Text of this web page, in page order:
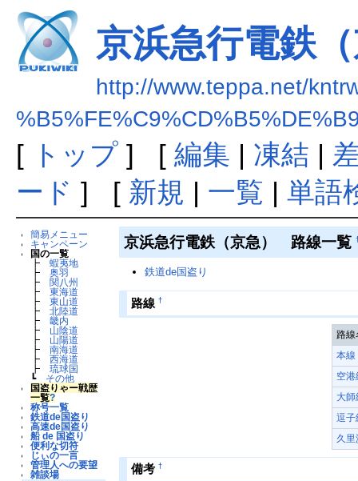
京浜急行電鉄
http://www.teppa.net/
[ トップ] [ 編集 | 凍結 |
ード ] [ 新規 | 一覧 | 単語
簡易メニュー
キャンペーン
国の一覧
┣蝦夷地
┣奥羽
┣ 関八州
┣東海道
┣東山道
┣北陸道
┣畿内
┣ 山陰道
┣ 山陽道
┣南海道
┣西海道
┣琉球国
┗ その他
国盗りゃー戦歴
一覧?
称号一覧
鉄道de国盗り
高速de国盗り
船 de 国盗り
便利な切符
じぃの一言
管理人への要望
雑談場
京浜急行電鉄（京急） 路線一覧
鉄道de国盗り
路線 †
路線
本線
空港
大師
逗子
久里
備考 †